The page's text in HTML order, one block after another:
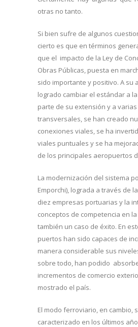
otras no tanto.
Si bien sufre de algunos
cierto es que en términos
que el impacto de la Ley de
Obras Públicas, puesta en
sido importante y positivo. A su
logrado cambiar el estándar a
parte de su extensión y a
transversales, se han creado
conexiones viales, se ha
viales puntuales y se ha
de los principales aeropuertos
La modernización del sistema
Emporchi), lograda a través de
diez empresas portuarias y la
conceptos de competencia en
también un caso de éxito. En
puertos han sido capaces de
manera considerable sus
sobre todo, han podido
incrementos de comercio
mostrado el país.
El modo ferroviario, en cambio,
caracterizado en los últimos